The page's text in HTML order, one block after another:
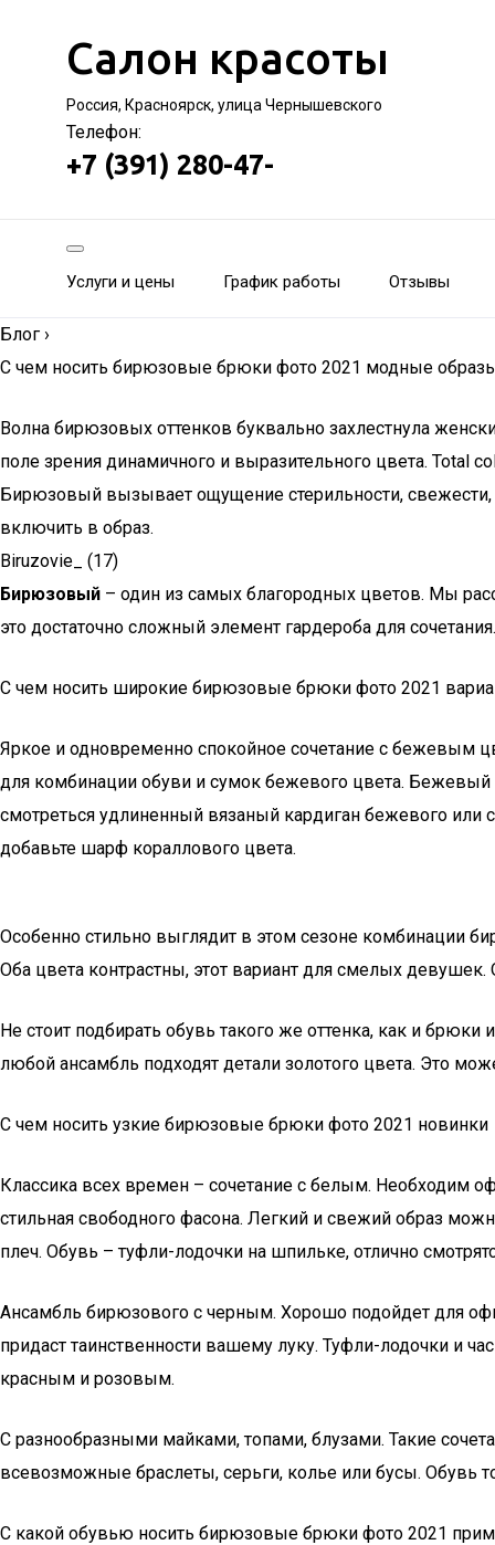
Салон красоты
Россия, Красноярск, улица Чернышевского
Телефон:
+7 (391) 280-47-
Услуги и цены График работы Отзывы
Блог ›
C чем носить бирюзовые брюки фото 2021 модные
Волна бирюзовых оттенков буквально захлестнула
поле зрения динамичного и выразительного цвета. Total
Бирюзовый вызывает ощущение стерильности,
включить в образ.
Biruzovie_ (17)
Бирюзовый – один из самых благородных цветов. Мы
это достаточно сложный элемент гардероба для
C чем носить широкие бирюзовые брюки фото 2021
Яркое и одновременно спокойное сочетание с бежевым
для комбинации обуви и сумок бежевого цвета.
смотреться удлиненный вязаный кардиган бежевого или
добавьте шарф кораллового цвета.
Особенно стильно выглядит в этом сезоне комбинации
Оба цвета контрастны, этот вариант для смелых
Не стоит подбирать обувь такого же оттенка, как и
любой ансамбль подходят детали золотого цвета. Это
C чем носить узкие бирюзовые брюки фото 2021 новинки
Классика всех времен – сочетание с белым. Необходим
стильная свободного фасона. Легкий и свежий образ
плеч. Обувь – туфли-лодочки на шпильке, отлично
Ансамбль бирюзового с черным. Хорошо подойдет для
придаст таинственности вашему луку. Туфли-лодочки и
красным и розовым.
С разнообразными майками, топами, блузами. Такие
всевозможные браслеты, серьги, колье или бусы. Обувь
C какой обувью носить бирюзовые брюки фото 2021